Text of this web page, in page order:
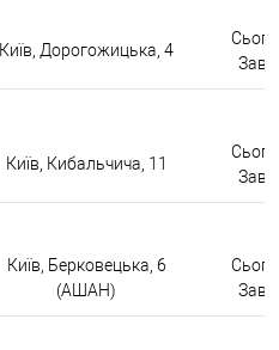
Київ, Дорогожицька, 4
Київ, Кибальчича, 11
Київ, Берковецька, 6
(АШАН)